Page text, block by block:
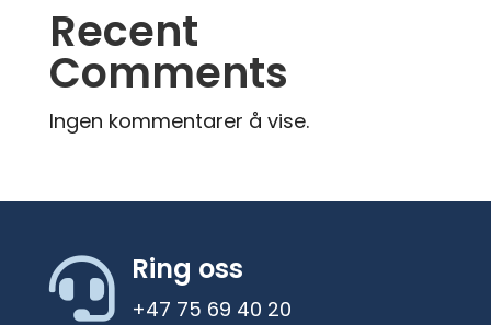
Recent
Comments
Ingen kommentarer å vise.
 Ring oss
+47 75 69 40 20